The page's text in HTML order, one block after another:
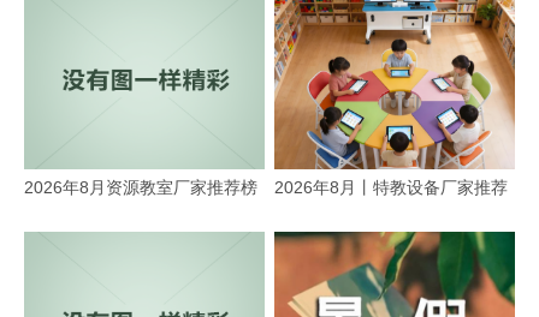
2026年8月资源教室厂家推荐榜 2026年8月丨特教设备厂家推荐